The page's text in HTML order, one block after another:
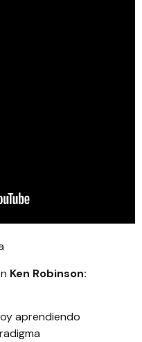
Ken Robinson:
aprendiendo